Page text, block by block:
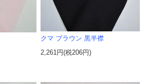
クマ ブラウン 黒半襟
2,261円(税206円)